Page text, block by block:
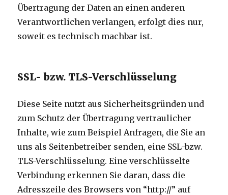
Übertragung der Daten an einen anderen
Verantwortlichen verlangen, erfolgt dies nur,
soweit es technisch machbar ist.
SSL- bzw. TLS-Verschlüsselung
Diese Seite nutzt aus Sicherheitsgründen und
zum Schutz der Übertragung vertraulicher
Inhalte, wie zum Beispiel Anfragen, die Sie an
uns als Seitenbetreiber senden, eine SSL-bzw.
TLS-Verschlüsselung. Eine verschlüsselte
Verbindung erkennen Sie daran, dass die
Adresszeile des Browsers von “http://” auf